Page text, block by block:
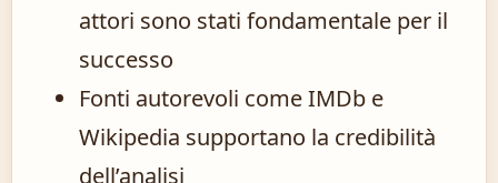
attori sono stati fondamentale per il
successo
Fonti autorevoli come IMDb e
Wikipedia supportano la credibilità
dell’analisi